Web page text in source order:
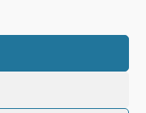
Moravě